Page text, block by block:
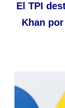
El TPI
Khan